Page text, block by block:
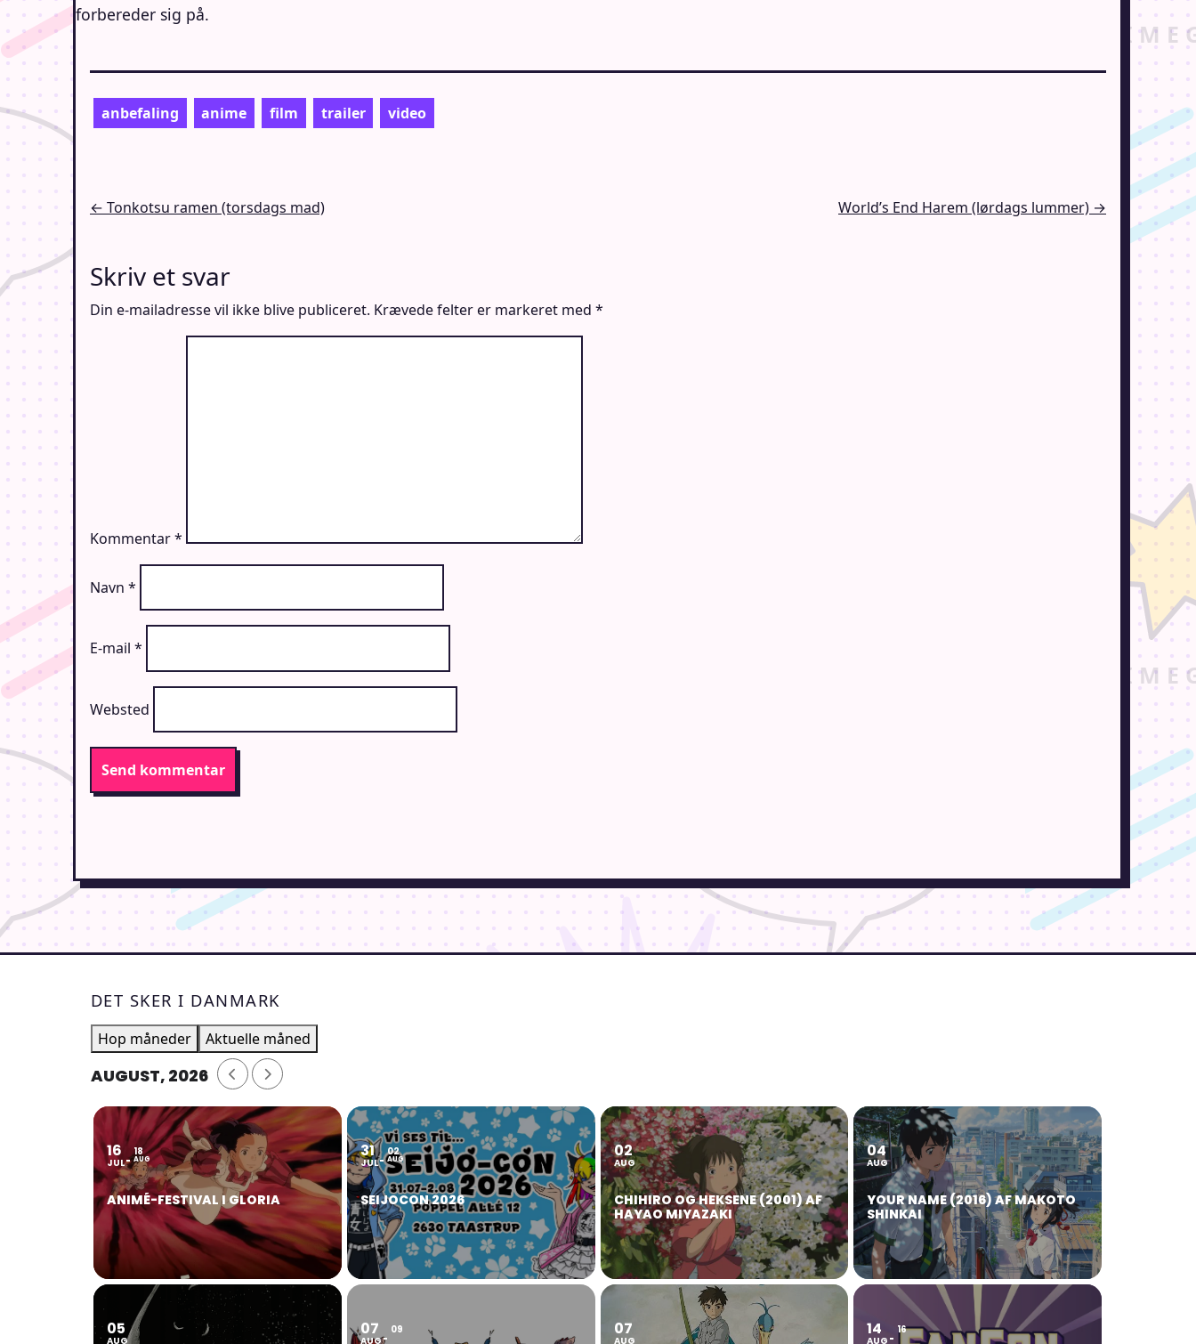
forbereder sig på.
anbefaling anime film trailer video
Indlægsnavigation
← Tonkotsu ramen (torsdags mad) World’s End Harem (lørdags lummer) →
Skriv et svar
Din e-mailadresse vil ikke blive publiceret. Krævede felter er markeret med *
Kommentar*
Navn *
E-mail *
Websted
DET SKER I DANMARK
Hop måneder Aktuelle måned
AUGUST, 2026
16
JUL
18
AUG
ANIMÉ-FESTIVAL I GLORIA
31
JUL
02
AUG
SEIJOCON 2026
02
AUG
CHIHIRO OG HEKSENE (2001) AF
HAYAO MIYAZAKI
04
AUG
YOUR NAME (2016) AF MAKOTO
SHINKAI
05
AUG
07
AUG
09 07
AUG
14
AUG
16